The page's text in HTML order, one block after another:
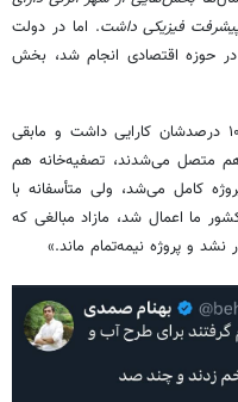
فیزیکی داشت. اما در دولت
در حوزه اقتصادی انجام شد، بخش
از میان تمام چاهک‌هایی که حفر شد، تنها ۱۰ درصدشان کارایی داشت و مابقی
هم متصل می‌شدند، تصفیه‌خانه هم
کامل می‌شد، ولی متأسفانه با
ما اعمال شد، مازاد مبالغی که
و پروژه نیمه‌تمام ماند.»